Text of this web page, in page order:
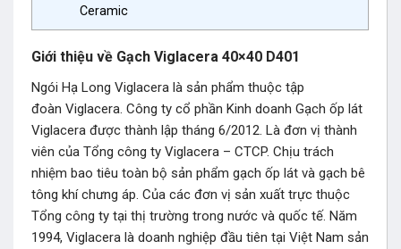
Ceramic
Giới thiệu về Gạch Viglacera 40×40 D401
Ngói Hạ Long Viglacera là sản phẩm thuộc tập
đoàn Viglacera. Công ty cổ phần Kinh doanh Gạch ốp lát
Viglacera được thành lập tháng 6/2012. Là đơn vị thành
viên của Tổng công ty Viglacera – CTCP. Chịu trách
nhiệm bao tiêu toàn bộ sản phẩm gạch ốp lát và gạch bê
tông khí chưng áp. Của các đơn vị sản xuất trực thuộc
Tổng công ty tại thị trường trong nước và quốc tế. Năm
1994, Viglacera là doanh nghiệp đầu tiên tại Việt Nam sản